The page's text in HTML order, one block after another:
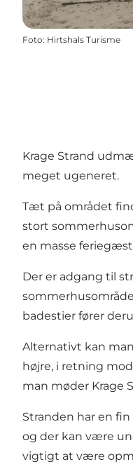
Foto: Hirtshals Turisme
Krage Strand
meget ugeneret.
Tæt på området
stort
en masse
Der er adgang til
badestier fører
Alternativt kan
højre, i retning
man møder Krage
Stranden har en
og der kan være
vigtigt at være